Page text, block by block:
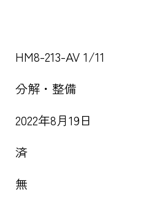
HM8-213-AV 1/11
分解・整備
2022年8月19日
済
無